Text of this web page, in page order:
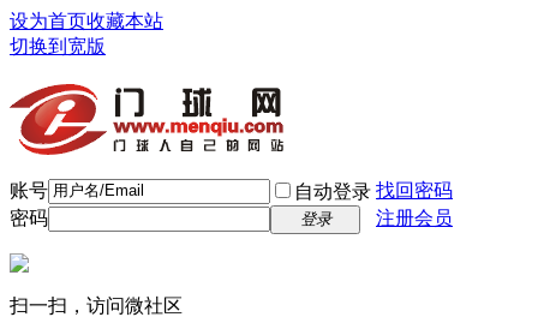
设为首页收藏本站
切换到宽版
账号 自动登录 找回密码
密码
登录 注册会员
扫一扫，访问微社区